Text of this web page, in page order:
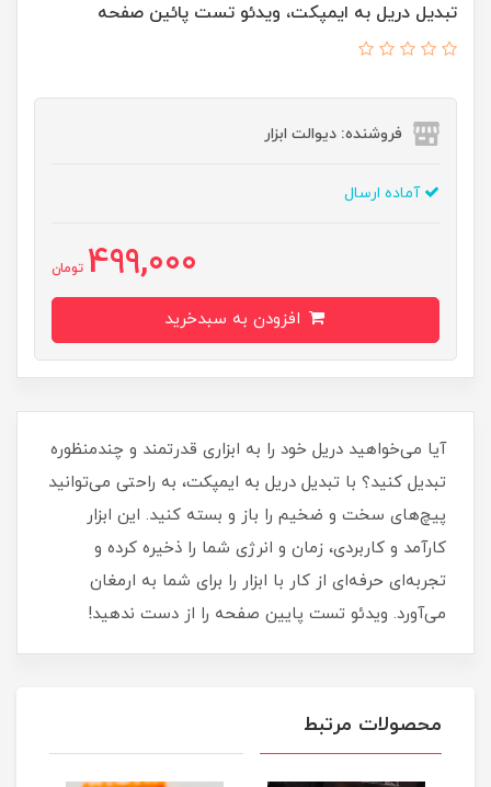
تبدیل دریل به ایمپکت، ویدئو تست پائین صفحه
فروشنده: دیوالت ابزار
آماده ارسال
499,000 تومان
آیا می‌خواهید دریل خود را به ابزاری قدرتمند و چندمنظوره
تبدیل کنید؟ با تبدیل دریل به ایمپکت، به راحتی می‌توانید
پیچ‌های سخت و ضخیم را باز و بسته کنید. این ابزار
کارآمد و کاربردی، زمان و انرژی شما را ذخیره کرده و
تجربه‌ای حرفه‌ای از کار با ابزار را برای شما به ارمغان
می‌آورد. ویدئو تست پایین صفحه را از دست ندهید!
محصولات مرتبط